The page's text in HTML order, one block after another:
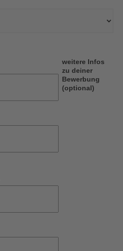
weitere Infos
zu deiner
Bewerbung
(optional)